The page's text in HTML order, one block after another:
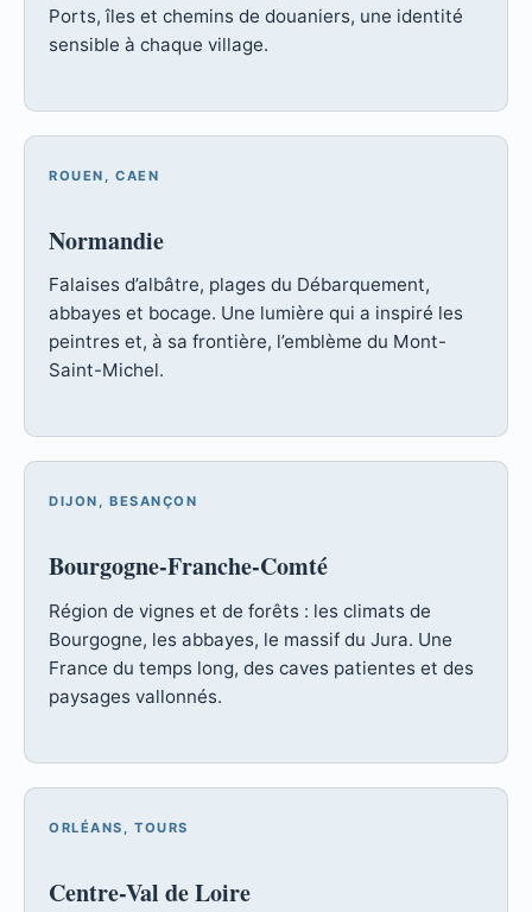
Ports, îles et chemins de douaniers, une identité
sensible à chaque village.
ROUEN, CAEN
Normandie
Falaises d’albâtre, plages du Débarquement,
abbayes et bocage. Une lumière qui a inspiré les
peintres et, à sa frontière, l’emblème du Mont-
Saint-Michel.
DIJON, BESANÇON
Bourgogne-Franche-Comté
Région de vignes et de forêts : les climats de
Bourgogne, les abbayes, le massif du Jura. Une
France du temps long, des caves patientes et des
paysages vallonnés.
ORLÉANS, TOURS
Centre-Val de Loire